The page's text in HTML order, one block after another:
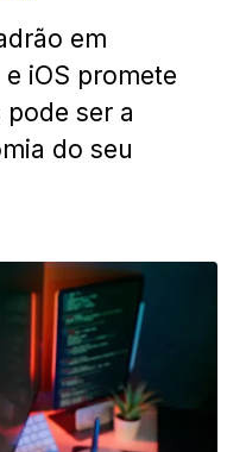
em
iOS promete
ser a
do seu